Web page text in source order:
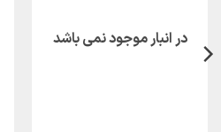
در انبار موجود نمی باشد